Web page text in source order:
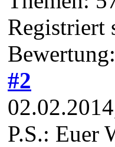
Registriert
Bewertung:
#2
P.S.: Euer